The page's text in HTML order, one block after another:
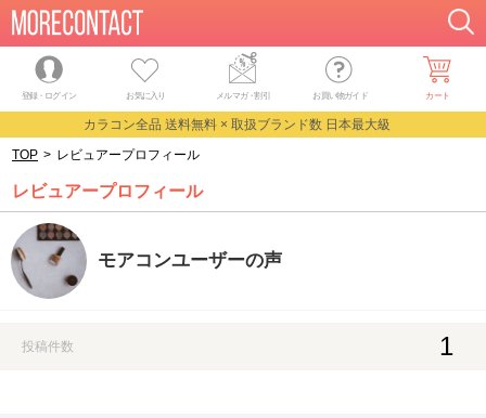
登録・ログイン お気に入り メルマガ・割引 お買い物ガイド カート
カラコン全品 送料無料 × 取扱ブランド数 日本最大級
TOP > レビュアープロフィール
レビュアープロフィール
モアコンユーザーの声
投稿件数 1